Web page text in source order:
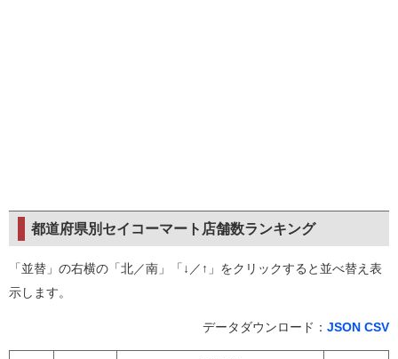
都道府県別セイコーマート店舗数ランキング
「並替」の右横の「北／南」「↓／↑」をクリックすると並べ替え表
示します。
データダウンロード： JSON CSV